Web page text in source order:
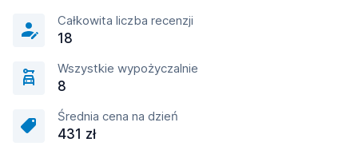
Całkowita liczba recenzji
18
Wszystkie wypożyczalnie
8
Średnia cena na dzień
431 zł